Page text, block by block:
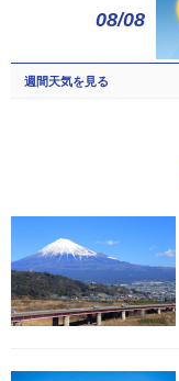
08/08
週間天気を見る